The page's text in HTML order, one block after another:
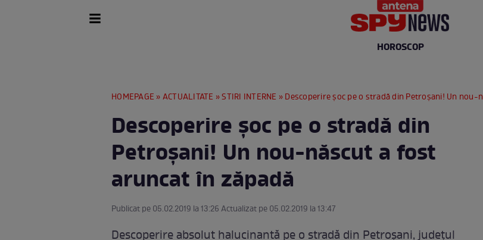
HOROSCOP
HOMEPAGE »ACTUALITATE »STIRI INTERNE » Descoperire şoc pe o stradă din Petroşani! Un nou-născut a fost aruncat în zăpadă
Descoperire şoc pe o stradă din
Petroşani! Un nou-născut a fost
aruncat în zăpadă
Publicat pe 05.02.2019 la 13:26 Actualizat pe 05.02.2019 la 13:47
Descoperire absolut halucinantă pe o stradă din Petroşani, judeţul